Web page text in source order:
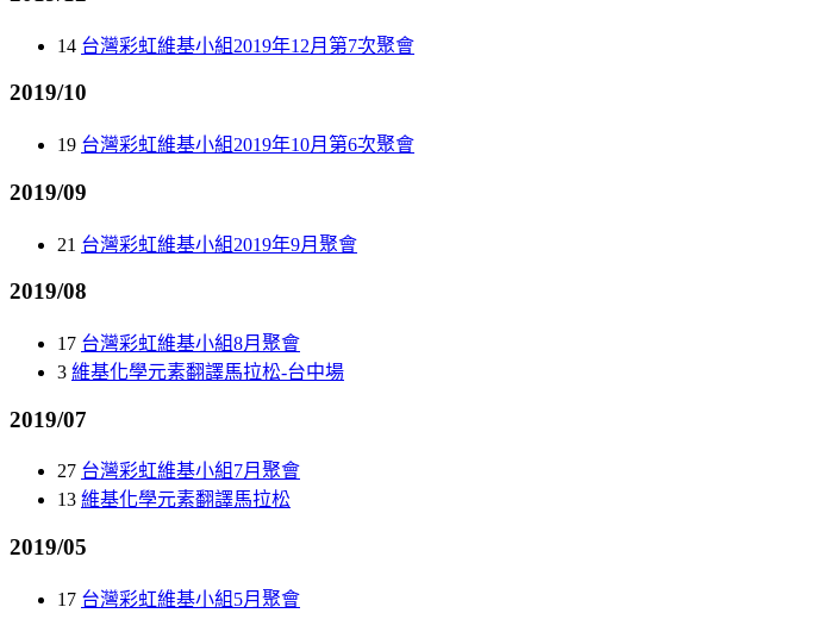
14 台灣彩虹維基小組2019年12月第7次聚會
2019/10
19 台灣彩虹維基小組2019年10月第6次聚會
2019/09
21 台灣彩虹維基小組2019年9月聚會
2019/08
17 台灣彩虹維基小組8月聚會
3 維基化學元素翻譯馬拉松-台中場
2019/07
27 台灣彩虹維基小組7月聚會
13 維基化學元素翻譯馬拉松
2019/05
17 台灣彩虹維基小組5月聚會